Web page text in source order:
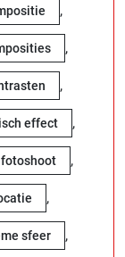
,
,
,
effect ,
fotoshoot ,
,
sfeer ,